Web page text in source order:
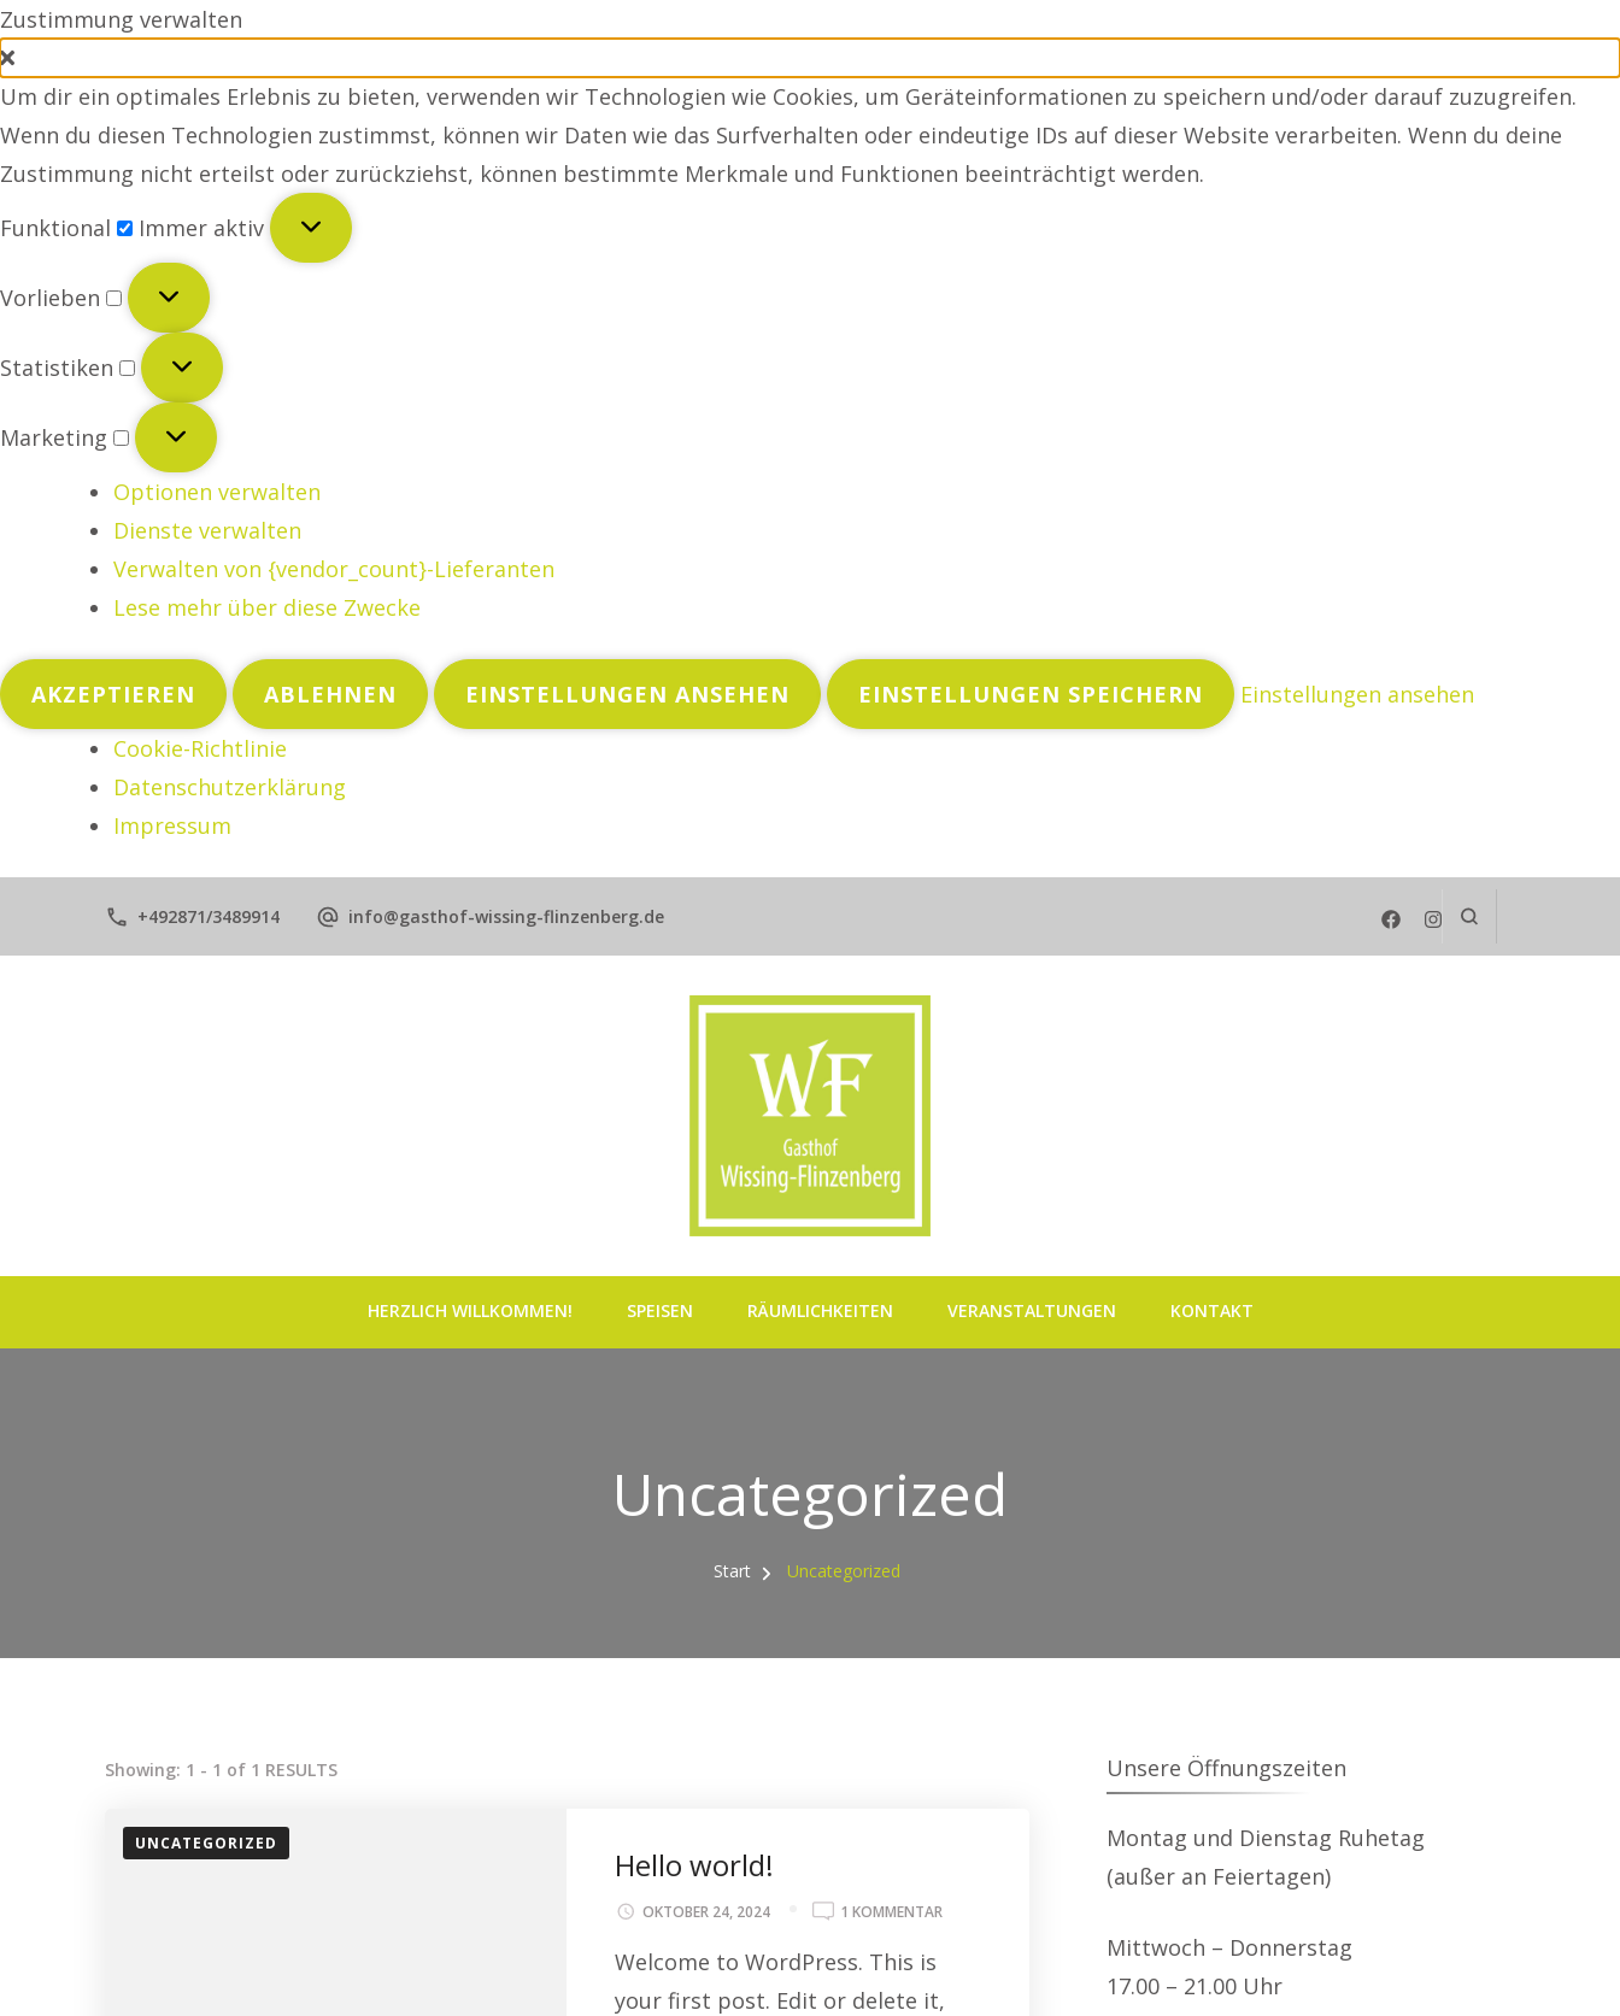
Zustimmung verwalten
Um dir ein optimales Erlebnis zu bieten, verwenden wir Technologien wie Cookies, um Geräteinformationen zu speichern und/oder darauf zuzugreifen.
Wenn du diesen Technologien zustimmst, können wir Daten wie das Surfverhalten oder eindeutige IDs auf dieser Website verarbeiten. Wenn du deine
Zustimmung nicht erteilst oder zurückziehst, können bestimmte Merkmale und Funktionen beeinträchtigt werden.
Funktional
Immer aktiv
Vorlieben
Vorlieben
Statistiken
Statistiken
Marketing
Marketing
Optionen verwalten
Dienste verwalten
Verwalten von {vendor_count}-Lieferanten
Lese mehr über diese Zwecke
AKZEPTIEREN ABLEHNEN EINSTELLUNGEN ANSEHEN EINSTELLUNGEN SPEICHERN
Einstellungen ansehen
Cookie-Richtlinie
Datenschutzerklärung
Impressum
+492871/3489914 info@gasthof-wissing-flinzenberg.de
Gasthof Wissing-Flinzenberg
HERZLICH WILLKOMMEN! SPEISEN RÄUMLICHKEITEN VERANSTALTUNGEN KONTAKT
Uncategorized
Start Uncategorized
Showing: 1 - 1 of 1 RESULTS
UNCATEGORIZED
Hello world!
OKTOBER 24, 2024 1 KOMMENTAR
Welcome to WordPress. This is
your first post. Edit or delete it,
Unsere Öffnungszeiten
Montag und Dienstag Ruhetag
(außer an Feiertagen)
Mittwoch – Donnerstag
17.00 – 21.00 Uhr